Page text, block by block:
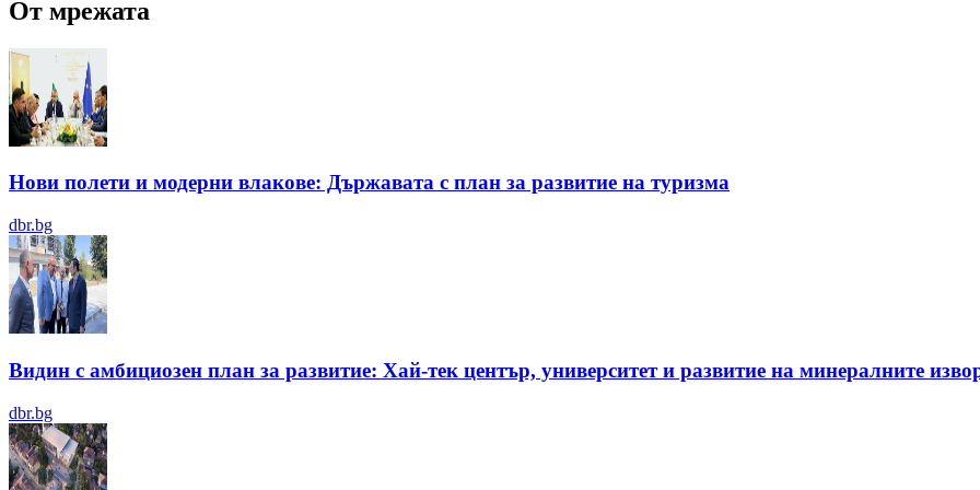
От мрежата
Нови полети и модерни влакове: Държавата с план за развитие на туризма
dbr.bg
Видин с амбициозен план за развитие: Хай-тек център, университет и развитие на минералните
dbr.bg